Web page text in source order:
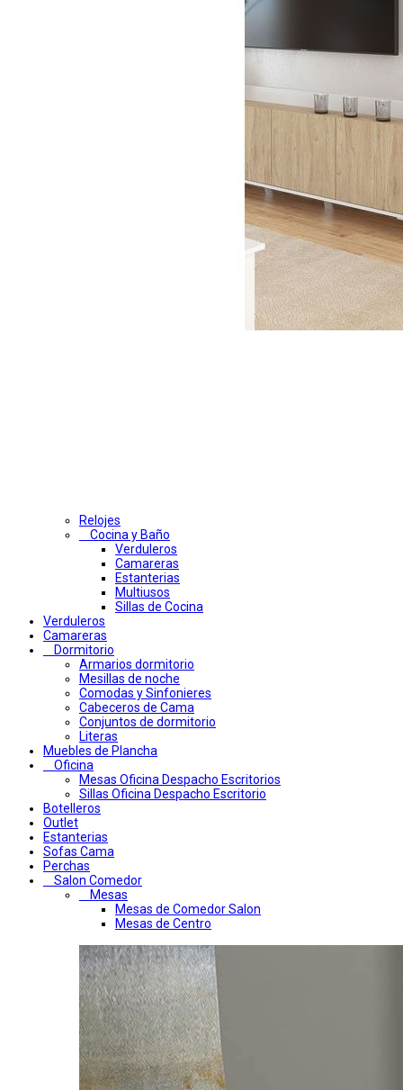
Relojes
Cocina y Baño
Verduleros
Camareras
Estanterias
Multiusos
Sillas de Cocina
Verduleros
Camareras
Dormitorio
Armarios dormitorio
Mesillas de noche
Comodas y Sinfonieres
Cabeceros de Cama
Conjuntos de dormitorio
Literas
Muebles de Plancha
Oficina
Mesas Oficina Despacho Escritorios
Sillas Oficina Despacho Escritorio
Botelleros
Outlet
Estanterias
Sofas Cama
Perchas
Salon Comedor
Mesas
Mesas de Comedor Salon
Mesas de Centro